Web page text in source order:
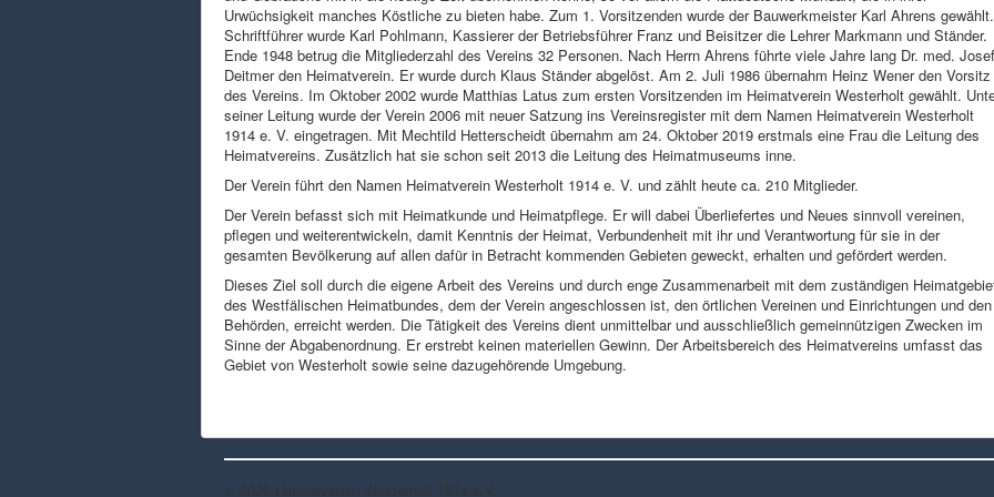
Urwüchsigkeit manches Köstliche zu bieten habe. Zum 1. Vorsitzenden wurde der Bauwerkmeister Karl Ahrens gewählt.
Schriftführer wurde Karl Pohlmann, Kassierer der Betriebsführer Franz und Beisitzer die Lehrer Markmann und Ständer.
Ende 1948 betrug die Mitgliederzahl des Vereins 32 Personen. Nach Herrn Ahrens führte viele Jahre lang Dr. med. Josef
Deitmer den Heimatverein. Er wurde durch Klaus Ständer abgelöst. Am 2. Juli 1986 übernahm Heinz Wener den Vorsitz
des Vereins. Im Oktober 2002 wurde Matthias Latus zum ersten Vorsitzenden im Heimatverein Westerholt gewählt.
seiner Leitung wurde der Verein 2006 mit neuer Satzung ins Vereinsregister mit dem Namen Heimatverein Westerholt
1914 e. V. eingetragen. Mit Mechtild Hetterscheidt übernahm am 24. Oktober 2019 erstmals eine Frau die Leitung des
Heimatvereins. Zusätzlich hat sie schon seit 2013 die Leitung des Heimatmuseums inne.
Der Verein führt den Namen Heimatverein Westerholt 1914 e. V. und zählt heute ca. 210 Mitglieder.
Der Verein befasst sich mit Heimatkunde und Heimatpflege. Er will dabei Überliefertes und Neues sinnvoll vereinen,
pflegen und weiterentwickeln, damit Kenntnis der Heimat, Verbundenheit mit ihr und Verantwortung für sie in der
gesamten Bevölkerung auf allen dafür in Betracht kommenden Gebieten geweckt, erhalten und gefördert werden.
Dieses Ziel soll durch die eigene Arbeit des Vereins und durch enge Zusammenarbeit mit dem zuständigen
des Westfälischen Heimatbundes, dem der Verein angeschlossen ist, den örtlichen Vereinen und Einrichtungen und den
Behörden, erreicht werden. Die Tätigkeit des Vereins dient unmittelbar und ausschließlich gemeinnützigen Zwecken im
Sinne der Abgabenordnung. Er erstrebt keinen materiellen Gewinn. Der Arbeitsbereich des Heimatvereins umfasst das
Gebiet von Westerholt sowie seine dazugehörende Umgebung.
© 2026 Heimatverein Westerholt 1914 e.V.